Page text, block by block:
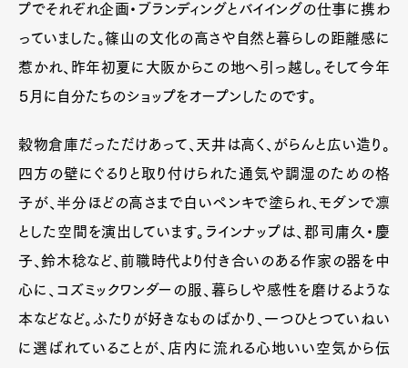
プでそれぞれ企画・ブランディングとバイイングの仕事に携わ
っていました。篠山の文化の高さや自然と暮らしの距離感に
惹かれ、昨年初夏に大阪からこの地へ引っ越し。そして今年
５月に自分たちのショップをオープンしたのです。
穀物倉庫だっただけあって、天井は高く、がらんと広い造り。
四方の壁にぐるりと取り付けられた通気や調湿のための格
子が、半分ほどの高さまで白いペンキで塗られ、モダンで凛
とした空間を演出しています。ラインナップは、郡司庸久・慶
子、鈴木稔など、前職時代より付き合いのある作家の器を中
心に、コズミックワンダーの服、暮らしや感性を磨けるような
本などなど。ふたりが好きなものばかり、一つひとつていねい
に選ばれていることが、店内に流れる心地いい空気から伝